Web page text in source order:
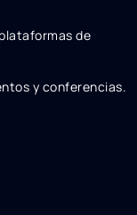
de
y conferencias.